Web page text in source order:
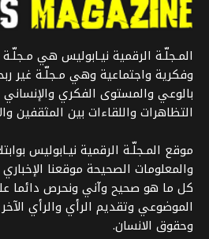
المـجلّـة الرقمية نيـابوليس هي
وفكرية واجتماعية وهي مـجلّـة غير
بالوعي والمستوى الفكري والإنساني
التظاهرات واللقاءات بين المثقفين
موقع المـجلّـة الرقمية نيـابوليس
والمعلومات الصحيحة موقعنا
كل ما هو صحيح وآني ونحرص دائما
الموضوعي وتقديم الرأي والرأي
وحقوق الانسان.